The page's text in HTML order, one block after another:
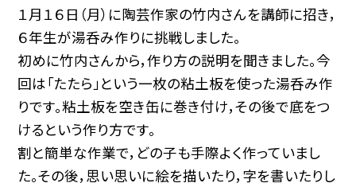
１月１６日（月）に陶芸作家の竹内さんを講師に招き，
６年生が湯呑み作りに挑戦しました。
初めに竹内さんから，作り方の説明を聞きました。今
回は「たたら」という一枚の粘土板を使った湯呑み作
りです。粘土板を空き缶に巻き付け，その後で底をつ
けるという作り方です。
割と簡単な作業で，どの子も手際よく作っていまし
た。その後，思い思いに絵を描いたり，字を書いたりし